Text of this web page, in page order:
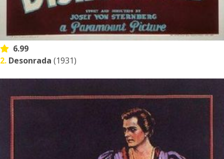
6.99
2. Desonrada (1931)